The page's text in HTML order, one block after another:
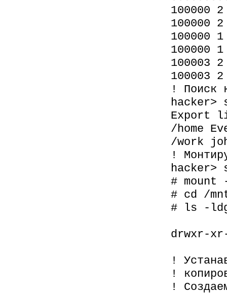
100000
100000
100000
100000
100003
100003
! Поиск
hacker>
Export
/home
/work
!
hacker>
# mount
# cd /
# ls -
drwxr-
!
!
!